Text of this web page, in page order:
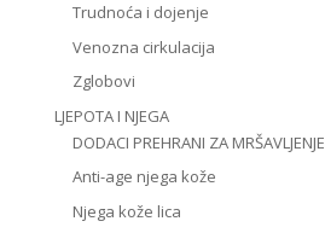
Trudnoća i dojenje
Venozna cirkulacija
Zglobovi
LJEPOTA I NJEGA
DODACI PREHRANI ZA MRŠAVLJENJE
Anti-age njega kože
Njega kože lica